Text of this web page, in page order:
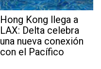
Hong Kong llega a
LAX: Delta celebra
una nueva conexión
con el Pacífico